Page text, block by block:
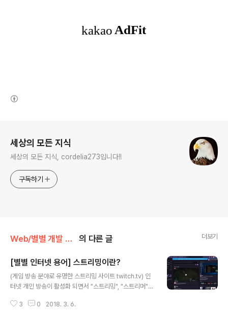
세상의 모든 지식
세상의 모든 지식, cordelia273입니다!!
구독하기
Web/별별 개발 이야기 의 다른 글 더보기
[별별 인터넷 용어] 스트리밍이란?
(게임 방송 분야로 유명한 스트리밍 사이트 twitch.tv) 인
터넷 개인 방송이 활성화 되면서 "스트리밍", "스트리머"
는 사람들은 "스트리밍"을 하는 사람들이고, "스트리밍"이
3 0 2018. 3. 6.